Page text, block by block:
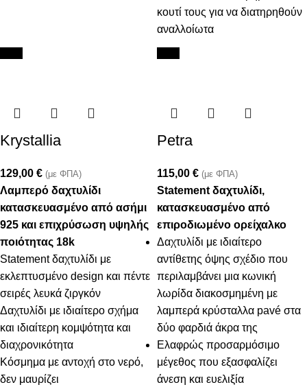
κουτί τους για να διατηρηθούν
αναλλοίωτα
Krystallia
129,00 € (με ΦΠΑ)
Λαμπερό δαχτυλίδι
κατασκευασμένο από ασήμι
925 και επιχρύσωση υψηλής
ποιότητας 18k
Statement δαχτυλίδι με
εκλεπτυσμένο design και πέντε
σειρές λευκά ζιργκόν
Δαχτυλίδι με ιδιαίτερο σχήμα
και ιδιαίτερη κομψότητα και
διαχρονικότητα
Κόσμημα με αντοχή στο νερό,
δεν μαυρίζει
Petra
115,00 € (με ΦΠΑ)
Statement δαχτυλίδι,
κατασκευασμένο από
επιροδιωμένο ορείχαλκο
Δαχτυλίδι με ιδιαίτερο
αντίθετης όψης σχέδιο που
περιλαμβάνει μια κωνική
λωρίδα διακοσμημένη με
λαμπερά κρύσταλλα pavé στα
δύο φαρδιά άκρα της
Ελαφρώς προσαρμόσιμο
μέγεθος που εξασφαλίζει
άνεση και ευελιξία